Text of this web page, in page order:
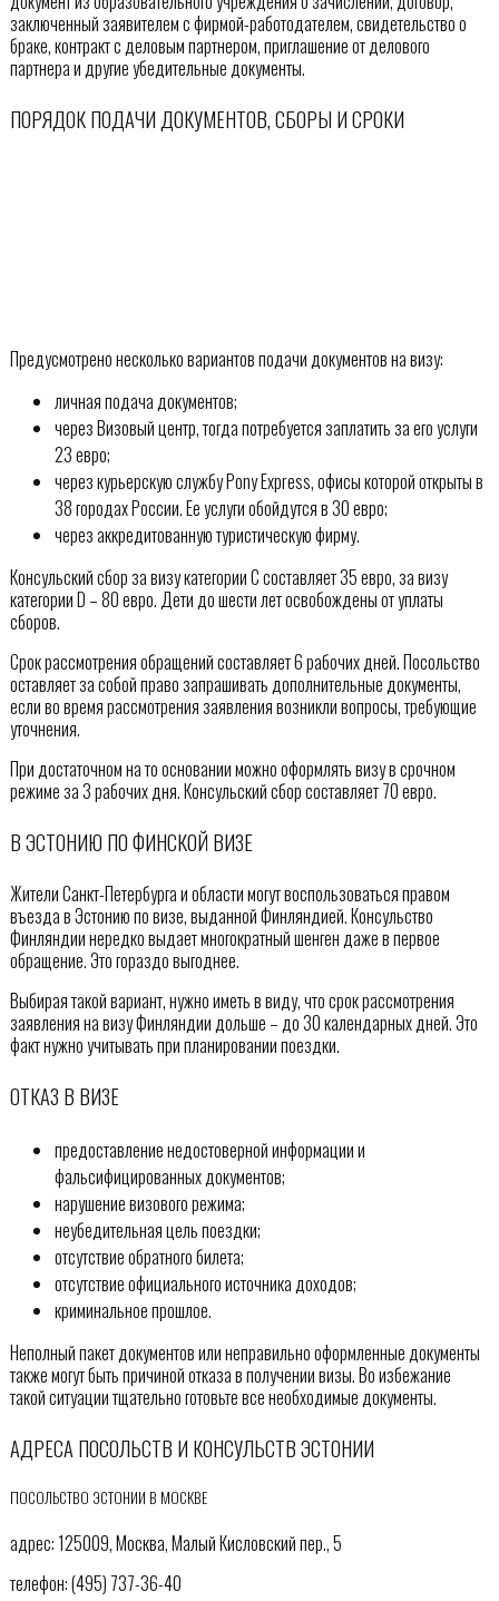
заключенный заявителем с фирмой-работодателем, свидетельство о
браке, контракт с деловым партнером, приглашение от делового
партнера и другие убедительные документы.
ПОРЯДОК ПОДАЧИ ДОКУМЕНТОВ, СБОРЫ И СРОКИ
Предусмотрено несколько вариантов подачи документов на визу:
личная подача документов;
через Визовый центр, тогда потребуется заплатить за его услуги
23 евро;
через курьерскую службу Pony Express, офисы которой открыты в
38 городах России. Ее услуги обойдутся в 30 евро;
через аккредитованную туристическую фирму.
Консульский сбор за визу категории С составляет 35 евро, за визу
категории D – 80 евро. Дети до шести лет освобождены от уплаты
сборов.
Срок рассмотрения обращений составляет 6 рабочих дней. Посольство
оставляет за собой право запрашивать дополнительные документы,
если во время рассмотрения заявления возникли вопросы, требующие
уточнения.
При достаточном на то основании можно оформлять визу в срочном
режиме за 3 рабочих дня. Консульский сбор составляет 70 евро.
В ЭСТОНИЮ ПО ФИНСКОЙ ВИЗЕ
Жители Санкт-Петербурга и области могут воспользоваться правом
въезда в Эстонию по визе, выданной Финляндией. Консульство
Финляндии нередко выдает многократный шенген даже в первое
обращение. Это гораздо выгоднее.
Выбирая такой вариант, нужно иметь в виду, что срок рассмотрения
заявления на визу Финляндии дольше – до 30 календарных дней. Это
факт нужно учитывать при планировании поездки.
ОТКАЗ В ВИЗЕ
предоставление недостоверной информации и
фальсифицированных документов;
нарушение визового режима;
неубедительная цель поездки;
отсутствие обратного билета;
отсутствие официального источника доходов;
криминальное прошлое.
Неполный пакет документов или неправильно оформленные документы
также могут быть причиной отказа в получении визы. Во избежание
такой ситуации тщательно готовьте все необходимые документы.
АДРЕСА ПОСОЛЬСТВ И КОНСУЛЬСТВ ЭСТОНИИ
ПОСОЛЬСТВО ЭСТОНИИ В МОСКВЕ
адрес: 125009, Москва, Mалый Кисловский пер., 5
телефон: (495) 737-36-40